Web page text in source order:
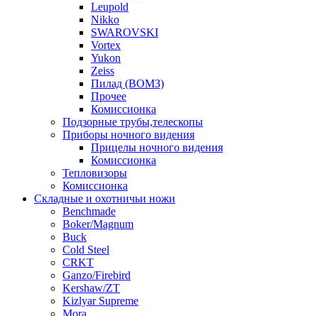
Leupold
Nikko
SWAROVSKI
Vortex
Yukon
Zeiss
Пилад (ВОМЗ)
Прочее
Комиссионка
Подзорные трубы,телескопы
Приборы ночного видения
Прицелы ночного видения
Комиссионка
Тепловизоры
Комиссионка
Складные и охотничьи ножи
Benchmade
Boker/Magnum
Buck
Cold Steel
CRKT
Ganzo/Firebird
Kershaw/ZT
Kizlyar Supreme
Mora